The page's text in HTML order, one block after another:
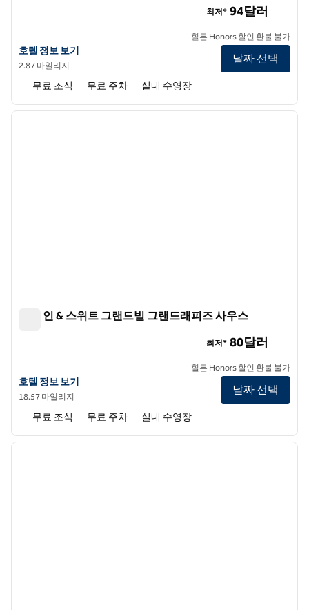
미시간 주 트루 바이 힐튼 홀랜드의 호텔 정보 보기
호텔 정보 보기
2.87 마일리지
최저* 94달러
힐튼 Honors 할인 환불 불가
날짜 선택
무료 조식 무료 주차 실내 수영장
1/12
다음
햄튼 인 & 스위트 그랜드빌 그랜드래피즈 사우스
햄튼 인 & 스위트 그랜드빌 그랜드래피즈 사우스의 호텔 정보 보기
호텔 정보 보기
18.57 마일리지
최저* 80달러
힐튼 Honors 할인 환불 불가
날짜 선택
무료 조식 무료 주차 실내 수영장
1/12
다음